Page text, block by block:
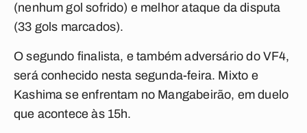
(nenhum gol sofrido) e melhor ataque da disputa
(33 gols marcados).
O segundo finalista, e também adversário do VF4,
será conhecido nesta segunda-feira. Mixto e
Kashima se enfrentam no Mangabeirão, em duelo
que acontece às 15h.